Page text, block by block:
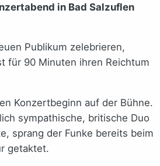
in Bad Salzuflen
Publikum zelebrieren,
für 90 Minuten ihren Reichtum
Konzertbeginn auf der Bühne.
sympathische, britische Duo
sprang der Funke bereits beim
getaktet.